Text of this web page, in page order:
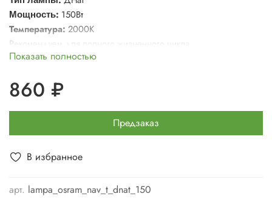
В избранное
арт. lampa_osram_nav_t_dnat_150
Мощность: 150Вт
Температура: 2000K
Рекомендуем для полного жизненного цикла
Показать полностью
860 ₽
Предзаказ